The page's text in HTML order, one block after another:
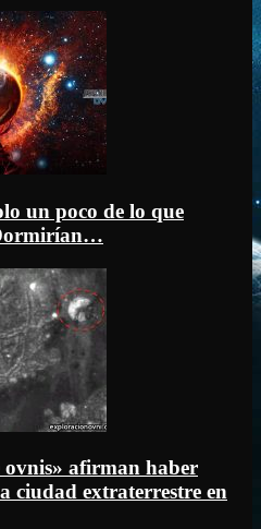
un poco de lo que
ovnis» afirman haber
ciudad extraterrestre en